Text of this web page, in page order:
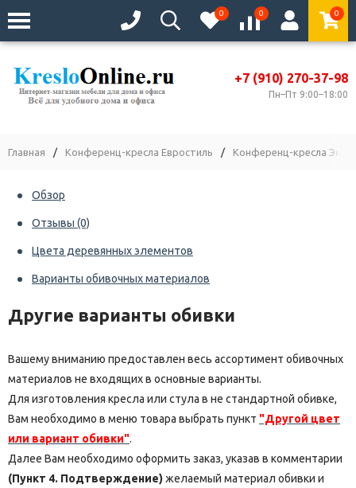
0 0 0
+7 (910) 270-37-98
Пн–Пт 9:00–18:00
Главная / Конференц-кресла Евростиль / Конференц-кресла
Обзор
Отзывы (0)
Цвета деревянных элементов
Варианты обивочных материалов
Другие варианты обивки
Вашему вниманию предоставлен весь ассортимент обивочных
материалов не входящих в основные варианты.
Для изготовления кресла или стула в не стандартной обивке,
Вам необходимо в меню товара выбрать пункт "Другой цвет
или вариант обивки".
Далее Вам необходимо оформить заказ, указав в комментарии
(Пункт 4. Подтверждение) желаемый материал обивки и